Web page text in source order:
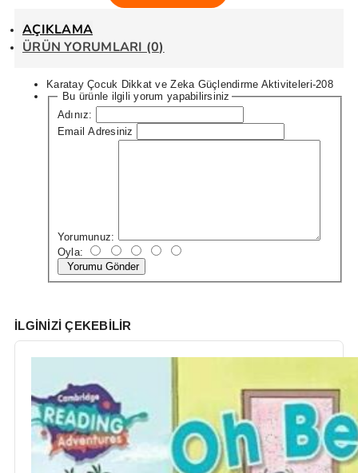
AÇIKLAMA
ÜRÜN YORUMLARI (0)
Karatay Çocuk Dikkat ve Zeka Güçlendirme Aktiviteleri-208
Bu ürünle ilgili yorum yapabilirsiniz
Adınız:
Email Adresiniz
Yorumunuz:
Oyla:
Yorumu Gönder
İLGINIZI ÇEKEBILIR